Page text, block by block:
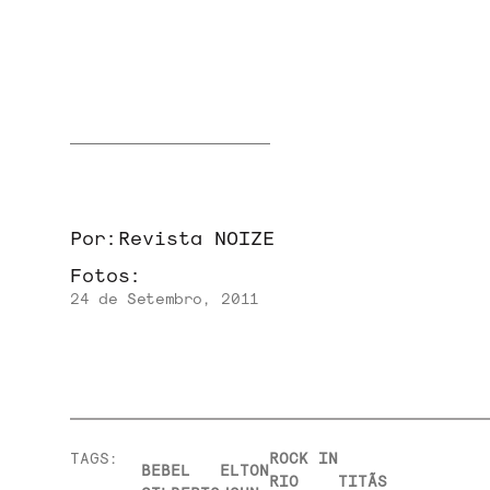
Por: Revista NOIZE
Fotos:
24 de Setembro, 2011
TAGS:
BEBEL
ELTON
ROCK IN
RIO
TITÃS